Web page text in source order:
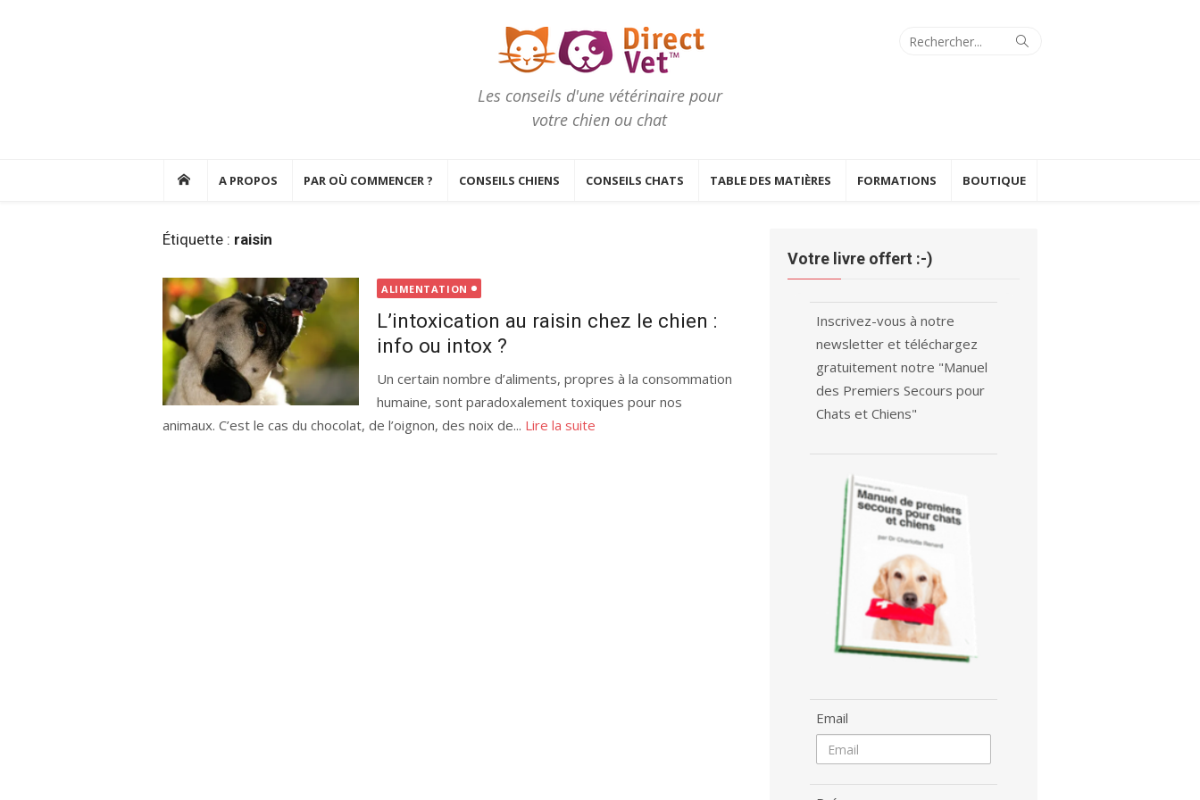
Les conseils d'une vétérinaire pour
votre chien ou chat
Search
A PROPOS PAR OÙ COMMENCER ? CONSEILS CHIENS CONSEILS CHATS TABLE DES MATIÈRES FORMATIONS BOUTIQUE
Étiquette : raisin
ALIMENTATION
L’intoxication au raisin chez le chien :
info ou intox ?
Un certain nombre d’aliments, propres à la consommation
humaine, sont paradoxalement toxiques pour nos
animaux. C’est le cas du chocolat, de l’oignon, des noix de... Lire la suite
Votre livre offert :-)
Inscrivez-vous à notre
newsletter et téléchargez
gratuitement notre "Manuel
des Premiers Secours pour
Chats et Chiens"
Email